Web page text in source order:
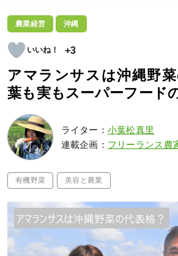
農業経営 沖縄
+3
アマランサスは沖縄野
葉も実もスーパーフード
ライター： 小葉松真里
連載企画： フリーランス農
有機野菜 美容と農業